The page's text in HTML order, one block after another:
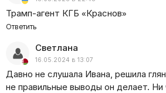
Трамп-агент КГБ «Краснов»
Ответить
Светлана
16.05.2024 в 13:07
Давно не слушала Ивана, решила
не правильные выводы он делает.